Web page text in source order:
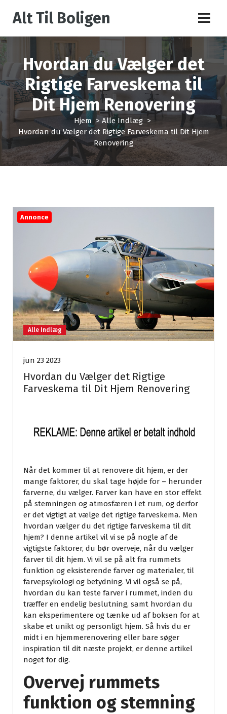
e
e
i
h
o
Alt Til Boligen
Hvordan du Vælger det
Rigtige Farveskema til
Dit Hjem Renovering
Hjem > Alle Indlæg >
Hvordan du Vælger det Rigtige Farveskema til Dit Hjem
Renovering
Annonce
Alle Indlæg
jun 23 2023
Hvordan du Vælger det Rigtige
Farveskema til Dit Hjem Renovering
Når det kommer til at renovere dit hjem, er der
mange faktorer, du skal tage højde for – herunder
farverne, du vælger. Farver kan have en stor effekt
på stemningen og atmosfæren i et rum, og derfor
er det vigtigt at vælge det rigtige farveskema. Men
hvordan vælger du det rigtige farveskema til dit
hjem? I denne artikel vil vi se på nogle af de
vigtigste faktorer, du bør overveje, når du vælger
farver til dit hjem. Vi vil se på alt fra rummets
funktion og eksisterende farver og materialer, til
farvepsykologi og betydning. Vi vil også se på,
hvordan du kan teste farver i rummet, inden du
træffer en endelig beslutning, samt hvordan du
kan eksperimentere og tænke ud af boksen for at
skabe et unikt og personligt hjem. Så hvis du er
midt i en hjemmerenovering eller bare søger
inspiration til dit næste projekt, er denne artikel
noget for dig.
Overvej rummets
funktion og stemning